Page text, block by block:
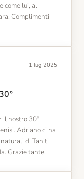
come lui, al
Complimenti
1 lug 2025
il nostro 30°
Adriano ci ha
di Tahiti
Grazie tante!